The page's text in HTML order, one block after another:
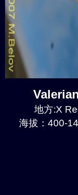
地方:X
海拔：400-